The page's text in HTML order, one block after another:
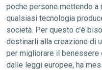
poche persone mettendo a
qualsiasi tecnologia
società. Per questo c’è
destinarli alla creazione di
per migliorare il benessere
dalle leggi europee, ha